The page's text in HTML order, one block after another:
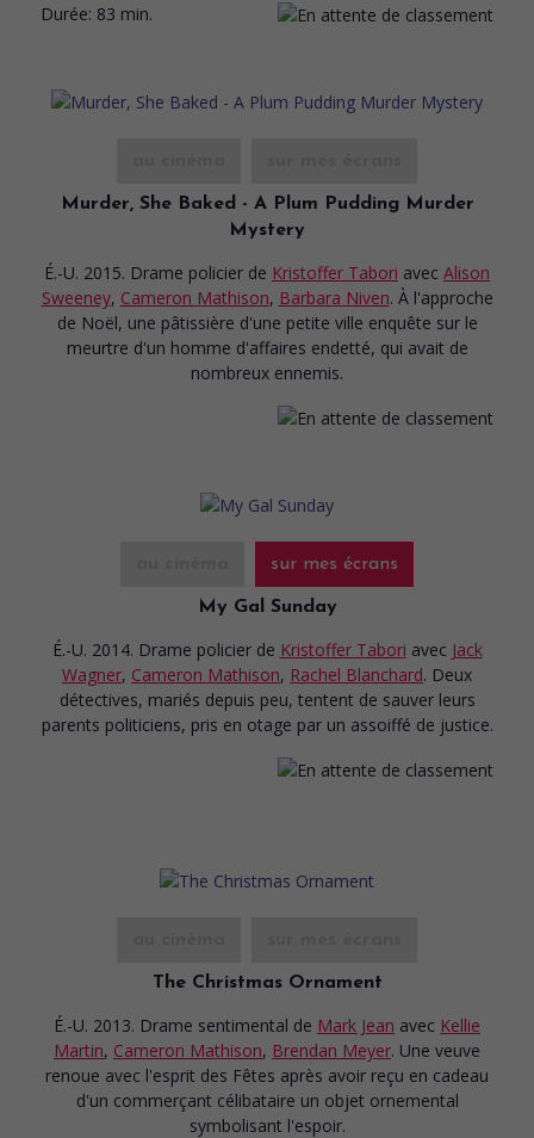
Durée: 83 min.
Murder, She Baked - A Plum Pudding Murder
Mystery
É.-U. 2015. Drame policier de Kristoffer Tabori avec Alison
Sweeney, Cameron Mathison, Barbara Niven. À l'approche
de Noël, une pâtissière d'une petite ville enquête sur le
meurtre d'un homme d'affaires endetté, qui avait de
nombreux ennemis.
sur mes écrans
My Gal Sunday
É.-U. 2014. Drame policier de Kristoffer Tabori avec Jack
Wagner, Cameron Mathison, Rachel Blanchard. Deux
détectives, mariés depuis peu, tentent de sauver leurs
parents politiciens, pris en otage par un assoiffé de justice.
The Christmas Ornament
É.-U. 2013. Drame sentimental de Mark Jean avec Kellie
Martin, Cameron Mathison, Brendan Meyer. Une veuve
renoue avec l'esprit des Fêtes après avoir reçu en cadeau
d'un commerçant célibataire un objet ornemental
symbolisant l'espoir.